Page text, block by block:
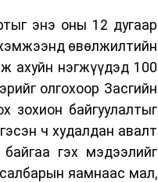
энэ оны 12 дугаар
өвөлжилтийн
ахуйн нэгжүүдэд 100
олгохоор Засгийн
зохион байгуулалтыг
ч худалдан авалт
гэх мэдээлийг
яамнаас мал,